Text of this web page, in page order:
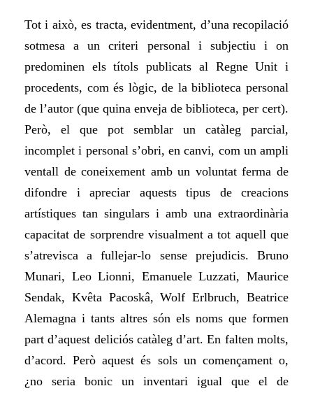
Tot i això, es tracta, evidentment, d’una recopilació
sotmesa a un criteri personal i subjectiu i on
predominen els títols publicats al Regne Unit i
procedents, com és lògic, de la biblioteca personal
de l’autor (que quina enveja de biblioteca, per cert).
Però, el que pot semblar un catàleg parcial,
incomplet i personal s’obri, en canvi, com un ampli
ventall de coneixement amb un voluntat ferma de
difondre i apreciar aquests tipus de creacions
artístiques tan singulars i amb una extraordinària
capacitat de sorprendre visualment a tot aquell que
s’atrevisca a fullejar-lo sense prejudicis. Bruno
Munari, Leo Lionni, Emanuele Luzzati, Maurice
Sendak, Kvêta Pacoskâ, Wolf Erlbruch, Beatrice
Alemagna i tants altres són els noms que formen
part d’aquest deliciós catàleg d’art. En falten molts,
d’acord. Però aquest és sols un començament o,
¿no seria bonic un inventari igual que el de